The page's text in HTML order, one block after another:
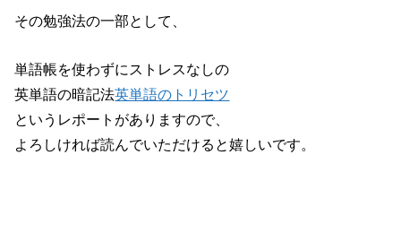
その勉強法の一部として、
単語帳を使わずにストレスなしの
英単語の暗記法英単語のトリセツ
というレポートがありますので、
よろしければ読んでいただけると嬉しいです。